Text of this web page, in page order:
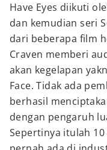
Have Eyes diikuti
dan kemudian seri
dari beberapa film
Craven memberi
akan kegelapan
Face. Tidak ada
berhasil
dengan pengaruh
Sepertinya itulah